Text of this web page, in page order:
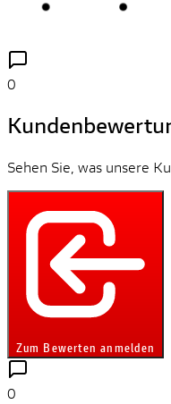
0
Sehen Sie, was unsere
Zum Bewerten anmelden
0